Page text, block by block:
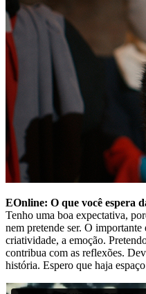
EOnline: O que você espera
Tenho uma boa expectativa,
nem pretende ser. O
criatividade, a emoção.
contribua com as reflexões.
história. Espero que haja